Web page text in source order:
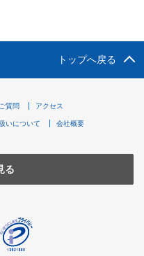
トップへ戻る
質問 アクセス
いについて 会社概要
る